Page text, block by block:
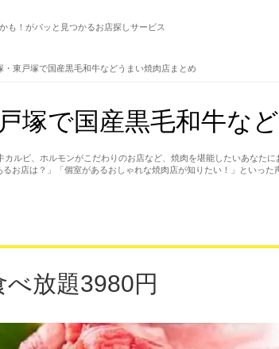
も！がパッと見つかるお店探しサービス
・東戸塚で国産黒毛和牛などうまい焼肉店まとめ
塚で国産黒毛和牛な
ルビ、ホルモンがこだわりのお店など、焼肉を堪能したいあなた
お店は？」「個室があるおしゃれな焼肉店が知りたい！」といっ
放題3980円